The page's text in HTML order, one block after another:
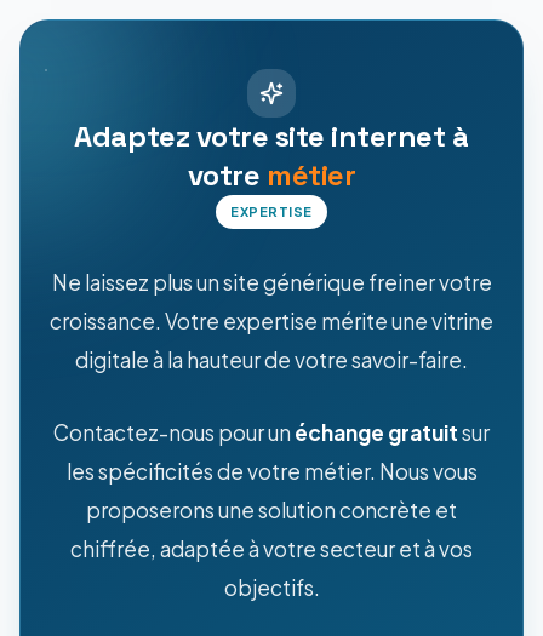
Adaptez votre site internet à
votre métier
EXPERTISE
Ne laissez plus un site générique freiner votre
croissance. Votre expertise mérite une vitrine
digitale à la hauteur de votre savoir-faire.
Contactez-nous pour un échange gratuitsur
les spécificités de votre métier. Nous vous
proposerons une solution concrète et
chiffrée, adaptée à votre secteur et à vos
objectifs.